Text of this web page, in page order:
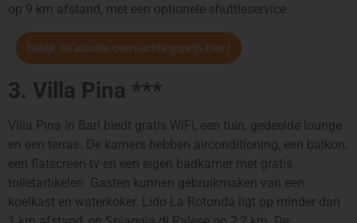
op 9 km afstand, met een optionele shuttleservice.
3. Villa Pina ***
Villa Pina in Bari biedt gratis WiFi, een tuin, gedeelde lounge
en een terras. De kamers hebben airconditioning, een balkon,
een flatscreen-tv en een eigen badkamer met gratis
toiletartikelen. Gasten kunnen gebruikmaken van een
koelkast en waterkoker. Lido La Rotonda ligt op minder dan